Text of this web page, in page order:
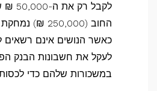
לקבל
החוב (250,000
כאשר הנושים אינם רשאים
לעקל את חשבונות הבנק
במשכורות שלהם כדי